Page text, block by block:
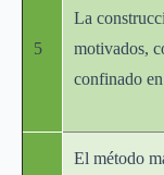
5
La
motivados,
confinado
El método